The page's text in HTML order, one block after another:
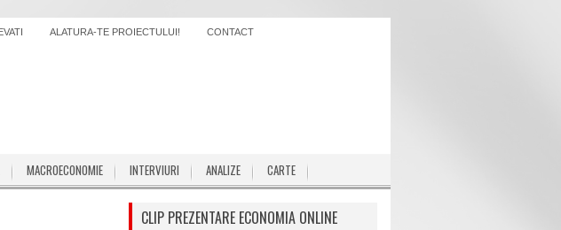
ALATURA-TE PROIECTULUI! CONTACT
MACROECONOMIE INTERVIURI ANALIZE CARTE
CLIP PREZENTARE ECONOMIA ONLINE